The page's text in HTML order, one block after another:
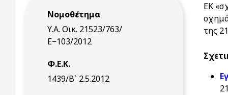
Νομοθέτημα
Υ.Α. Oικ. 21523/763/
Ε−103/2012
Φ.Ε.Κ.
1439/Β` 2.5.2012
ΕΚ
της